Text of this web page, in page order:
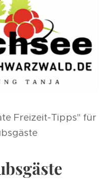
Freizeit-Tipps" für